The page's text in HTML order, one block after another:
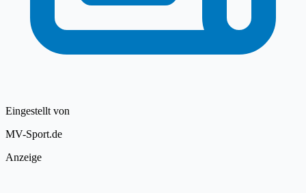
Eingestellt von
MV-Sport.de
Anzeige